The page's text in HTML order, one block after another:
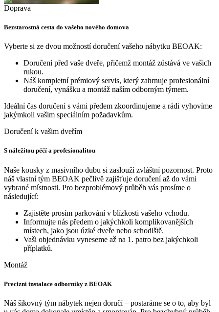
Doprava
Bezstarostná cesta do vašeho nového domova
Vyberte si ze dvou možností doručení vašeho nábytku BEOAK:
Doručení před vaše dveře, přičemž montáž zůstává ve vašich
rukou.
Náš kompletní prémiový servis, který zahrnuje profesionální
doručení, vynášku a montáž naším odborným týmem.
Ideální čas doručení s vámi předem zkoordinujeme a rádi vyhovíme
jakýmkoli vašim speciálním požadavkům.
Doručení k vašim dveřím
S náležitou péčí a profesionalitou
Naše kousky z masivního dubu si zaslouží zvláštní pozornost. Proto
náš vlastní tým BEOAK pečlivě zajišťuje doručení až do vámi
vybrané místnosti. Pro bezproblémový průběh vás prosíme o
následující:
Zajistěte prosím parkování v blízkosti vašeho vchodu.
Informujte nás předem o jakýchkoli komplikovanějších
místech, jako jsou úzké dveře nebo schodiště.
Vaši objednávku vyneseme až na 1. patro bez jakýchkoli
příplatků.
Montáž
Precizní instalace odborníky z BEOAK
Náš šikovný tým nábytek nejen doručí – postaráme se o to, aby byl